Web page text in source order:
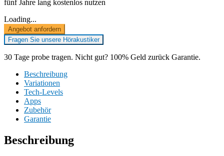
fünf Jahre lang kostenlos nutzen
Loading...
Angebot anfordern
Fragen Sie unsere Hörakustiker
30 Tage probe tragen. Nicht gut? 100% Geld zurück Garantie.
Beschreibung
Variationen
Tech-Levels
Apps
Zubehör
Garantie
Beschreibung